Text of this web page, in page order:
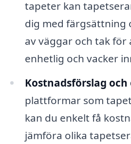
tapeter kan
dig med färgsättning
av väggar och tak för
enhetlig och vacker
Kostnadsförslag
plattformar som
kan du enkelt få
jämföra olika